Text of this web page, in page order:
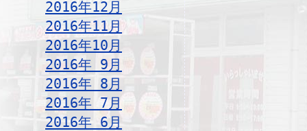
2016年12月
2016年11月
2016年10月
2016年 9月
2016年 8月
2016年 7月
2016年 6月